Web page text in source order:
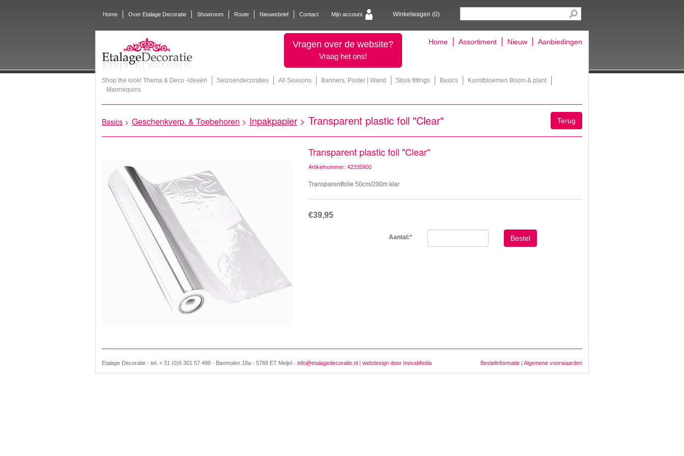
Home Over Etalage Decoratie Showroom Route Nieuwsbrief Contact Winkelwagen (0)
Mijn account
Vragen over de website?
Vraag het ons!
Home Assortiment Nieuw Aanbiedingen
Shop the look! Thema & Deco -ideeën Seizoendecoraties All Seasons Banners, Poster | Wand Store fittings Basics
Kunstbloemen Boom & plant
Mannequins
Basics > Geschenkverp. & Toebehoren > Inpakpapier > Transparent plastic foil "Clear" Terug
Transparent plastic foil "Clear"
Artikelnummer: 42335900
Transparentfolie 50cm/200m klar
€39,95
Aantal:* Bestel
Etalage Decoratie - tel. + 31 (0)6 301 57 498 - Banmolen 18a - 5768 ET Meijel - info@etalagedecoratie.nl | webdesign door InovaMedia Bestelinformatie | Algemene voorwaarden